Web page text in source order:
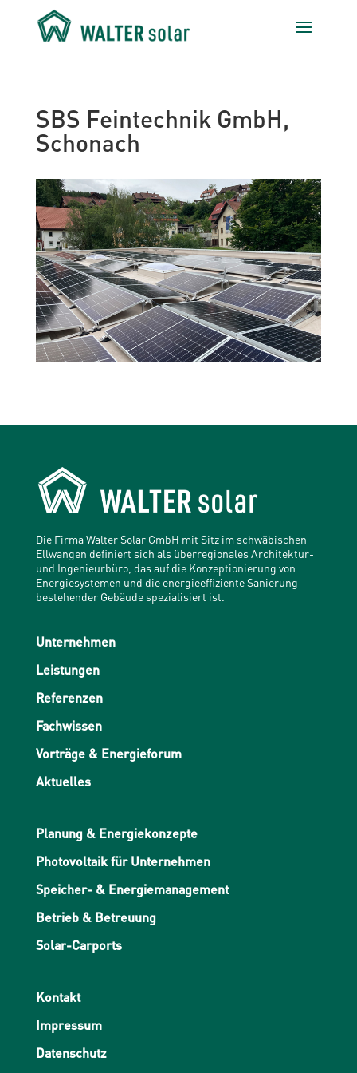
SBS Feintechnik GmbH,
Schonach
Die Firma Walter Solar GmbH mit Sitz im schwäbischen
Ellwangen definiert sich als überregionales Architektur-
und Ingenieurbüro, das auf die Konzeptionierung von
Energiesystemen und die energieeffiziente Sanierung
bestehender Gebäude spezialisiert ist.
Unternehmen
Leistungen
Referenzen
Fachwissen
Vorträge & Energieforum
Aktuelles
Planung & Energiekonzepte
Photovoltaik für Unternehmen
Speicher- & Energiemanagement
Betrieb & Betreuung
Solar-Carports
Kontakt
Impressum
Datenschutz